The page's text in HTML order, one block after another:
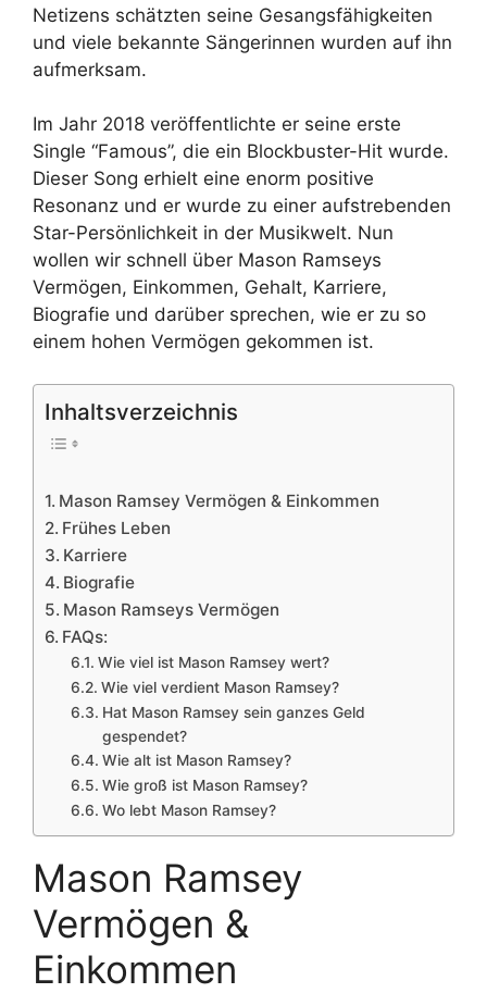
Netizens schätzten seine Gesangsfähigkeiten
und viele bekannte Sängerinnen wurden auf ihn
aufmerksam.
Im Jahr 2018 veröffentlichte er seine erste
Single “Famous”, die ein Blockbuster-Hit wurde.
Dieser Song erhielt eine enorm positive
Resonanz und er wurde zu einer aufstrebenden
Star-Persönlichkeit in der Musikwelt. Nun
wollen wir schnell über Mason Ramseys
Vermögen, Einkommen, Gehalt, Karriere,
Biografie und darüber sprechen, wie er zu so
einem hohen Vermögen gekommen ist.
Inhaltsverzeichnis
Mason Ramsey Vermögen & Einkommen
Frühes Leben
Karriere
Biografie
Mason Ramseys Vermögen
FAQs:
Wie viel ist Mason Ramsey wert?
Wie viel verdient Mason Ramsey?
Hat Mason Ramsey sein ganzes Geld
gespendet?
Wie alt ist Mason Ramsey?
Wie groß ist Mason Ramsey?
Wo lebt Mason Ramsey?
Mason Ramsey
Vermögen &
Einkommen